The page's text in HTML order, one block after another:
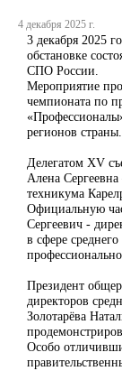
4 декабря 2025 г.
3 декабря 2025
обстановке
СПО России.
Мероприятие
чемпионата по
регионов страны.
Делегатом XV
Алена Сергеевна
техникума
Официальную
Сергеевич -
в сфере
Президент
директоров
Золотарёва
Особо